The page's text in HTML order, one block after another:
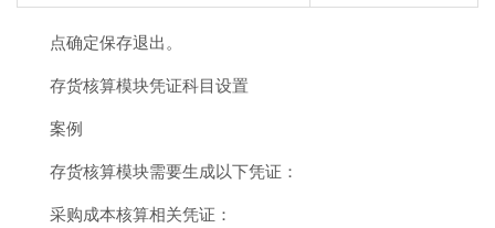
点确定保存退出。
存货核算模块凭证科目设置
案例
存货核算模块需要生成以下凭证：
采购成本核算相关凭证：